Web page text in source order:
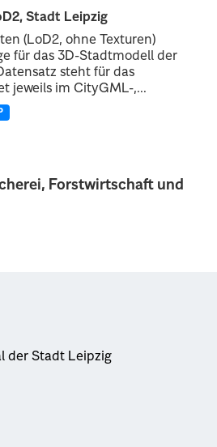
Forstwirtschaft und
Stadt Leipzig
(LoD2, ohne Texturen)
für das 3D-Stadtmodell der
steht für das
jeweils im CityGML-,...
der Stadt Leipzig